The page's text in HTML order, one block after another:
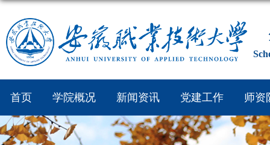
首页 学院概况 新闻资讯 党建工作 师资